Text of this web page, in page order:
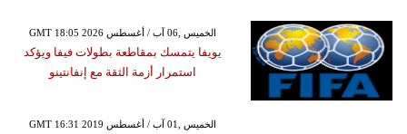
GMT 18:05 2026 الخميس ,06 آب / أغسطس
يويفا يتمسك بمقاطعة بطولات فيفا ويؤكد
استمرار أزمة الثقة مع إنفانتينو
GMT 16:31 2019 الخميس ,01 آب / أغسطس